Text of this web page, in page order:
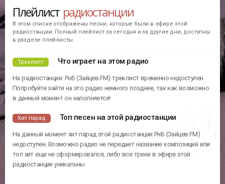
Плейлист радиостанции
В этом списке отображены песни, которые были в эфире этой
радиостанции. Полный плейлист за сегодня и за другие дни, доступны
в разделе плейлисты
Треклист Что играет на этом радио
На радиостанции: РнБ (Зайцев.FM) треклист временно недоступен.
Попробуйте зайти на это радио немного позднее, так как возможно
в данный момент он наполняется!
Хит парад Топ песен на этой радиостанции
На данный момент хит парад этой радиостанции РнБ (Зайцев.FM)
недоступен. Возможно радио не передает название композиций или
топ хит еще не сформировался, либо все треки в эфире этой
радиостанции уникальны